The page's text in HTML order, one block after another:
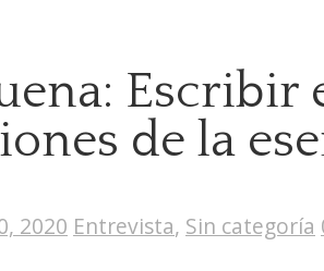
Escribir
de la
2020 Entrevista, Sin categoría